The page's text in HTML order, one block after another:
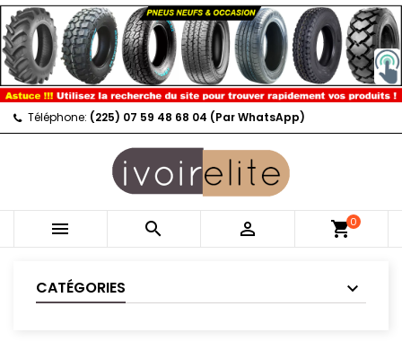
Téléphone: (225) 07 59 48 68 04 (Par WhatsApp)
   shopping_cart0
CATÉGORIES